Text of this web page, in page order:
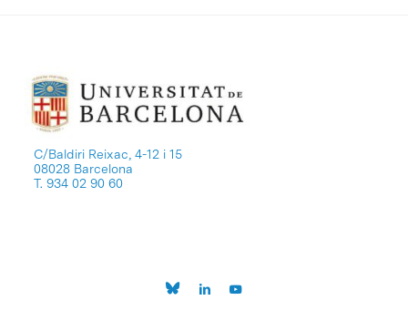
C/Baldiri Reixac, 4-12 i 15
08028 Barcelona
T. 934 02 90 60